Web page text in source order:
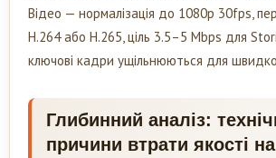
Відео — нормалізація до 1080p 30fps,
H.264 або H.265, ціль 3.5–5 Mbps для
ключові кадри ущільнюються для
Глибинний аналіз:
причини втрати якості